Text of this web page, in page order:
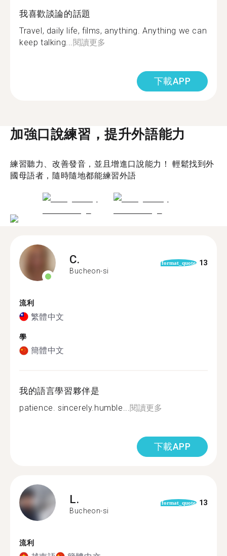
我喜歡談論的話題
Travel, daily life, films, anything. Anything we can
keep talking... 閱讀更多
下載APP
加強口說練習，提升外語能力
練習聽力、改善發音，並且增進口說能力！ 輕鬆找到外
國母語者，隨時隨地都能練習外語
C.
Bucheon-si
format_quote 13
流利
繁體中文
學
簡體中文
我的語言學習夥伴是
patience. sincerely.humble...閱讀更多
下載APP
L.
Bucheon-si
format_quote 13
流利